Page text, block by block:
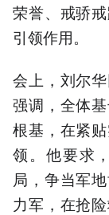
荣誉、戒骄
引领作用。
会上，刘尔
强调，全体
根基，在紧
领。他要求
局，争当军
力军，在抢